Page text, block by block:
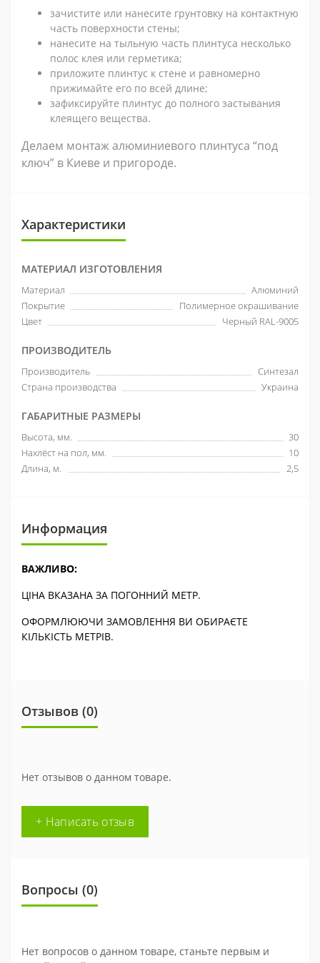
зачистите или нанесите грунтовку на контактную
часть поверхности стены;
нанесите на тыльную часть плинтуса несколько
полос клея или герметика;
приложите плинтус к стене и равномерно
прижимайте его по всей длине;
зафиксируйте плинтус до полного застывания
клеящего вещества.
Делаем монтаж алюминиевого плинтуса “под
ключ” в Киеве и пригороде.
Характеристики
МАТЕРИАЛ ИЗГОТОВЛЕНИЯ
Материал
Алюминий
Покрытие
Полимерное окрашивание
Цвет
Черный RAL-9005
ПРОИЗВОДИТЕЛЬ
Производитель
Синтезал
Страна производства
Украина
ГАБАРИТНЫЕ РАЗМЕРЫ
Высота, мм.
30
Нахлёст на пол, мм.
10
Длина, м.
2,5
Информация
ВАЖЛИВО:
ЦІНА ВКАЗАНА ЗА ПОГОННИЙ МЕТР.
ОФОРМЛЮЮЧИ ЗАМОВЛЕННЯ ВИ ОБИРАЄТЕ
КІЛЬКІСТЬ МЕТРІВ.
Отзывов (0)
Нет отзывов о данном товаре.
+ Написать отзыв
Вопросы (0)
Нет вопросов о данном товаре, станьте первым и